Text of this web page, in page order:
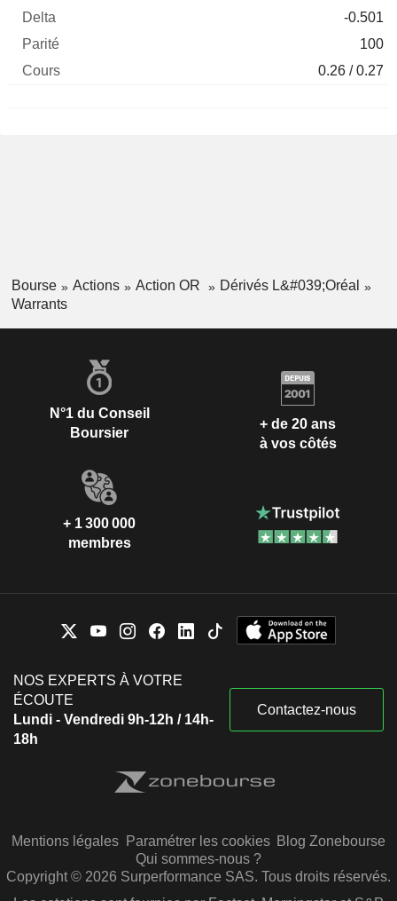
-0.501
100
0.26 / 0.27
Bourse Actions Action OR
Dérivés L&#039;Oréal
Warrants
N°1 du Conseil
Boursier
+ de 20 ans
à vos côtés
+ 1 300 000
membres
NOS EXPERTS À VOTRE
ÉCOUTE
Lundi - Vendredi 9h-12h / 14h-
18h
Contactez-nous
Mentions légales Paramétrer les cookies Blog Zonebourse
Qui sommes-nous ?
Copyright © 2026 Surperformance SAS. Tous droits réservés.